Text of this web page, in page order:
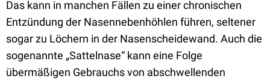
Das kann in manchen Fällen zu einer chronischen
Entzündung der Nasennebenhöhlen führen, seltener
sogar zu Löchern in der Nasenscheidewand. Auch die
sogenannte „Sattelnase“ kann eine Folge
übermäßigen Gebrauchs von abschwellenden